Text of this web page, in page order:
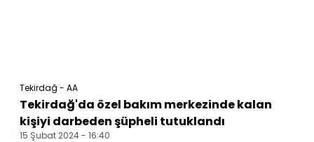
Tekirdağ - AA
Tekirdağ'da özel bakım merkezinde kalan
kişiyi darbeden şüpheli tutuklandı
15 Şubat 2024 - 16:40